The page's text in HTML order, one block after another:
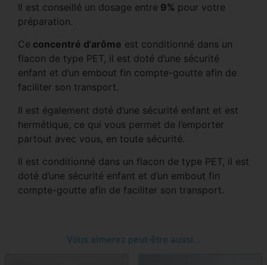
Il est conseillé un dosage entre 9% pour votre
préparation.
Ce concentré d’arôme est conditionné dans un
flacon de type PET, il est doté d’une sécurité
enfant et d’un embout fin compte-goutte afin de
faciliter son transport.
Il est également doté d’une sécurité enfant et est
hermétique, ce qui vous permet de l’emporter
partout avec vous, en toute sécurité.
Il est conditionné dans un flacon de type PET, il est
doté d’une sécurité enfant et d’un embout fin
compte-goutte afin de faciliter son transport.
Vous aimerez peut-être aussi…